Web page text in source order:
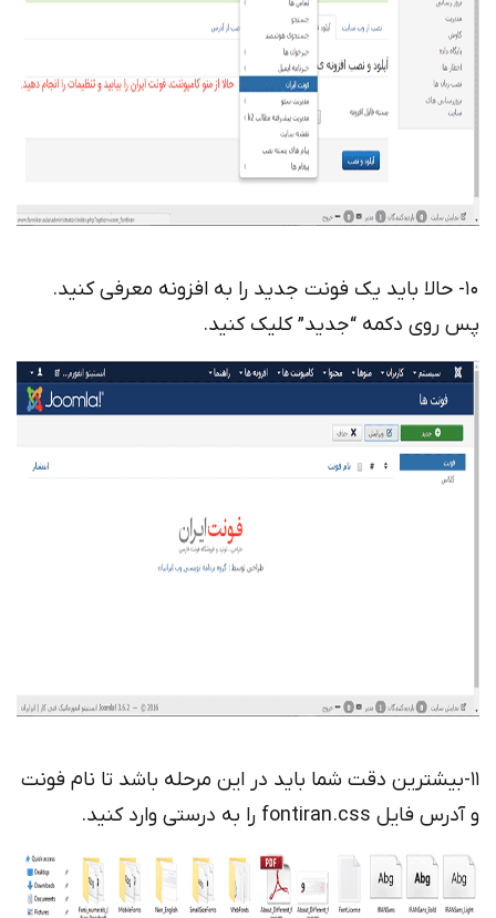
10- حالا باید یک فونت جدید را به افزونه معرفی کنید.
پس روی دکمه “جدید” کلیک کنید.
11-بیشترین دقت شما باید در این مرحله باشد تا نام فونت
و آدرس فایل fontiran.css را به درستی وارد کنید.